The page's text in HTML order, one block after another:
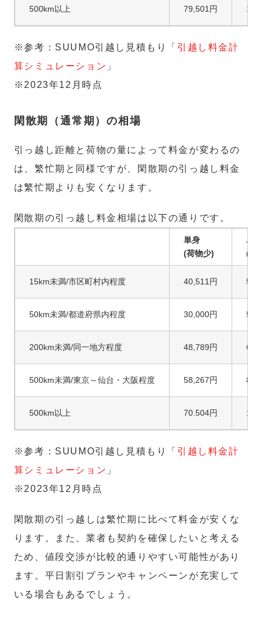
500km以上 79,501円
※参考：SUUMO引越し見積もり「 引越し料金計
算シミュレーション 」
※2023年12月時点
閑散期（通常期）の相場
引っ越し距離と荷物の量によって料金が変わるの
は、繁忙期と同様ですが、閑散期の引っ越し料金
は繁忙期よりも安くなります。
閑散期の引っ越し料金相場は以下の通りです。
単身
(荷物少)
単身
(荷
15km未満/市区町村内程度 40,511円
50km未満/都道府県内程度 30,000円
200km未満/同一地方程度 48,789円
500km未満/東京～仙台・大阪程度 58,267円
500km以上 70.504円
※参考：SUUMO引越し見積もり「 引越し料金計
算シミュレーション 」
※2023年12月時点
閑散期の引っ越しは繁忙期に比べて料金が安くな
ります。また、業者も契約を確保したいと考える
ため、値段交渉が比較的通りやすい可能性があり
ます。平日割引プランやキャンペーンが充実して
いる場合もあるでしょう。